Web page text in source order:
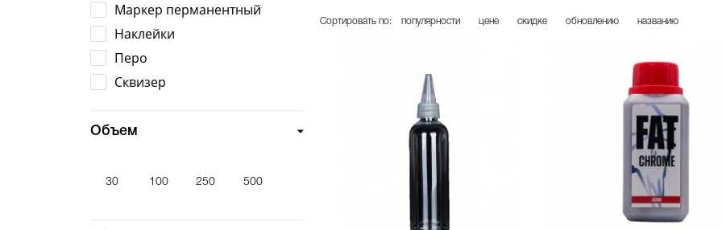
Маркер перманентный
Наклейки
Перо
Сквизер
Объем
30 100 250 500
Сортировать по: популярности цене скидке обновлению названию